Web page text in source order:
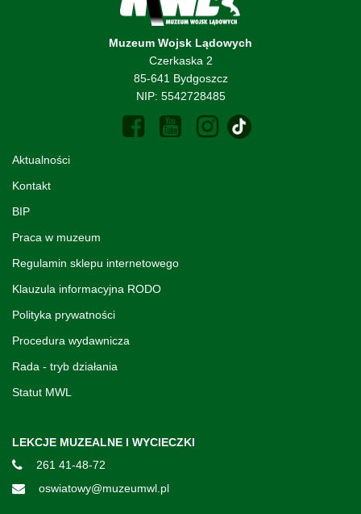
Muzeum Wojsk Lądowych
Czerkaska 2
85-641 Bydgoszcz
NIP: 5542728485
Aktualności
Kontakt
BIP
Praca w muzeum
Regulamin sklepu internetowego
Klauzula informacyjna RODO
Polityka prywatności
Procedura wydawnicza
Rada - tryb działania
Statut MWL
LEKCJE MUZEALNE I WYCIECZKI
261 41-48-72
oswiatowy@muzeumwl.pl